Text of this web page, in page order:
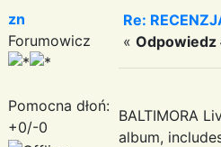
zn
Forumowicz
Pomocna dłoń:
+0/-0
Re:
« Odpowiedz
BALTIMORA
album,